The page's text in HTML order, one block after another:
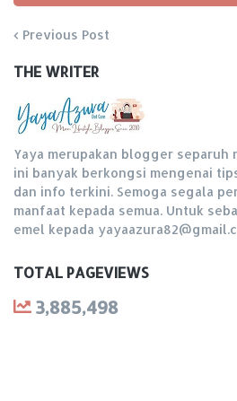
Previous Post
THE WRITER
Yaya merupakan blogger separuh
ini banyak berkongsi mengenai
dan info terkini. Semoga segala
manfaat kepada semua. Untuk
emel kepada
TOTAL PAGEVIEWS
3,885,498